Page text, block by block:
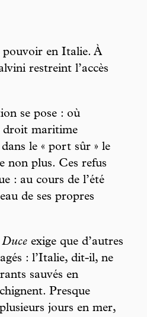
pouvoir en Italie. À
restreint l’accès
se pose : où
droit maritime
le « port sûr » le
non plus. Ces refus
: au cours de l’été
de ses propres
Duce exige que d’autres
: l’Italie, dit-il, ne
sauvés en
Presque
jours en mer,